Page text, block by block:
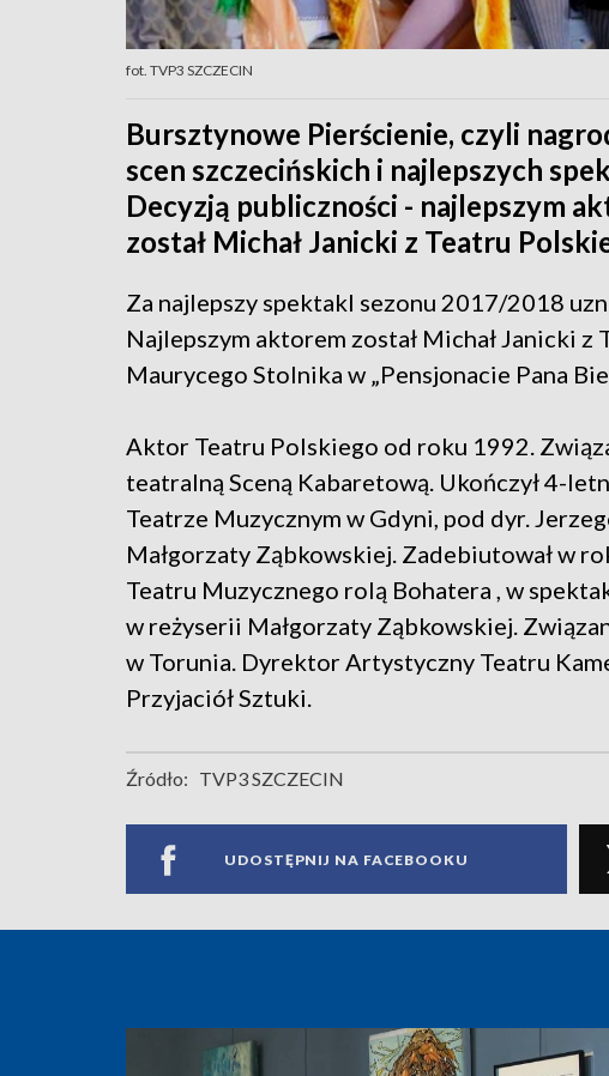
fot. TVP3 SZCZECIN
Bursztynowe Pierścienie, czyli
scen szczecińskich i najlepszych
Decyzją publiczności - najlepszym
został Michał Janicki z Teatru
Za najlepszy spektakl sezonu 2017/2018
Najlepszym aktorem został Michał Janicki
Maurycego Stolnika w „Pensjonacie Pana
Aktor Teatru Polskiego od roku 1992.
teatralną Sceną Kabaretową. Ukończył 4-
Teatrze Muzycznym w Gdyni, pod dyr.
Małgorzaty Ząbkowskiej. Zadebiutował w
Teatru Muzycznego rolą Bohatera , w
w reżyserii Małgorzaty Ząbkowskiej.
w Torunia. Dyrektor Artystyczny Teatru
Przyjaciół Sztuki.
Źródło: TVP3 SZCZECIN
UDOSTĘPNIJ NA FACEBOOKU